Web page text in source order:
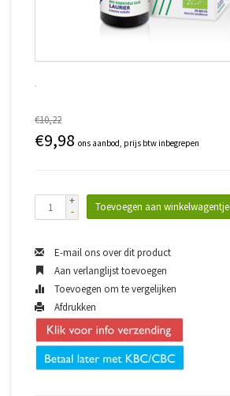
€10,22
€9,98 ons aanbod, prijs btw inbegrepen
+
-
Toevoegen aan winkelwagentje
E-mail ons over dit product
Aan verlanglijst toevoegen
Toevoegen om te vergelijken
Afdrukken